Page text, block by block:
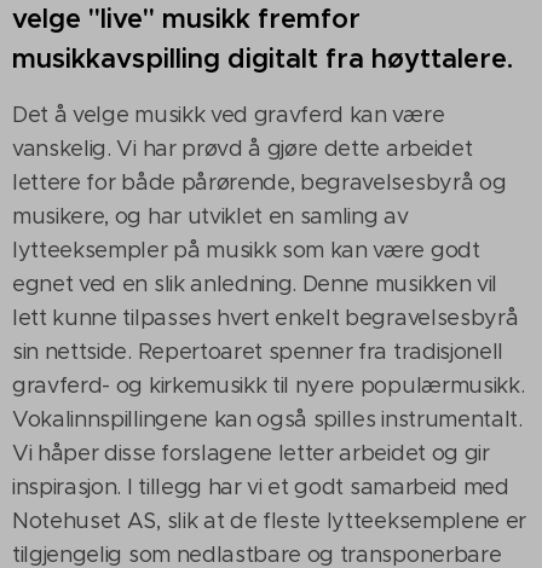
velge "live" musikk fremfor
musikkavspilling digitalt fra høyttalere.
Det å velge musikk ved gravferd kan være
vanskelig. Vi har prøvd å gjøre dette arbeidet
lettere for både pårørende, begravelsesbyrå og
musikere, og har utviklet en samling av
lytteeksempler på musikk som kan være godt
egnet ved en slik anledning. Denne musikken vil
lett kunne tilpasses hvert enkelt begravelsesbyrå
sin nettside. Repertoaret spenner fra tradisjonell
gravferd- og kirkemusikk til nyere populærmusikk.
Vokalinnspillingene kan også spilles instrumentalt.
Vi håper disse forslagene letter arbeidet og gir
inspirasjon. I tillegg har vi et godt samarbeid med
Notehuset AS, slik at de fleste lytteeksemplene er
tilgjengelig som nedlastbare og transponerbare